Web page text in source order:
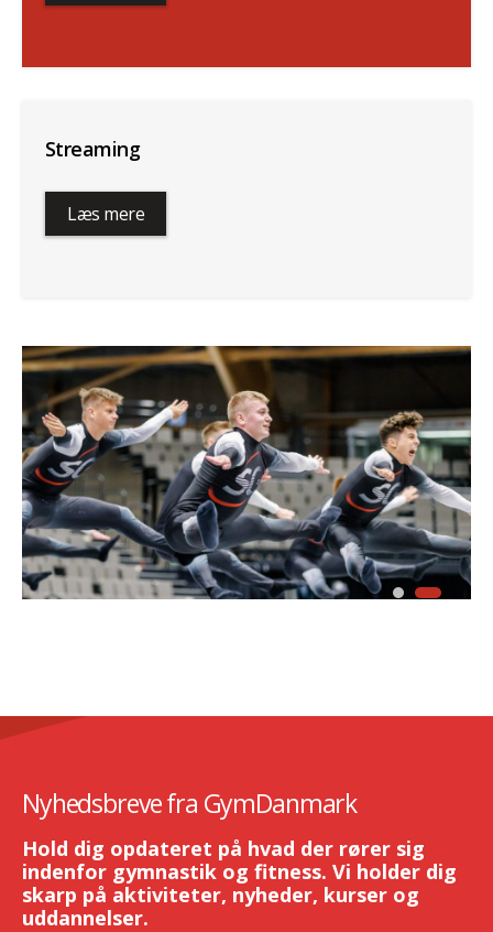
Streaming
Læs mere
Nyhedsbreve fra GymDanmark
Hold dig opdateret på hvad der rører sig
indenfor gymnastik og fitness. Vi holder dig
skarp på aktiviteter, nyheder, kurser og
uddannelser.